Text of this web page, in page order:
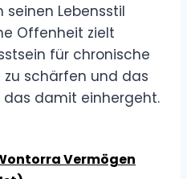
Lebensstil
Offenheit zielt
für chronische
zu schärfen und das
das damit einhergeht.
Vermögen